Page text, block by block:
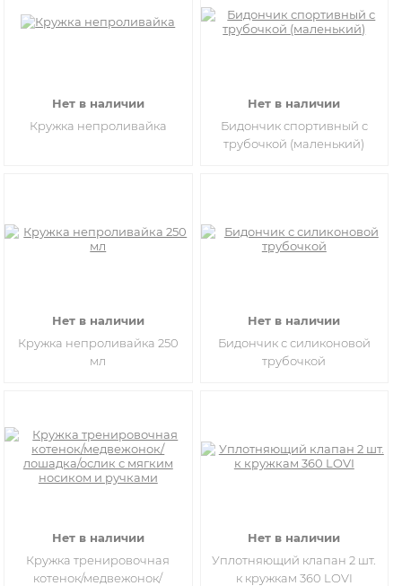
Нет в наличии
Кружка непроливайка
Нет в наличии
Бидончик спортивный с
трубочкой (маленький)
Нет в наличии
Кружка непроливайка 250
мл
Нет в наличии
Бидончик с силиконовой
трубочкой
Нет в наличии
Кружка тренировочная
котенок/медвежонок/
Нет в наличии
Уплотняющий клапан 2 шт.
к кружкам 360 LOVI